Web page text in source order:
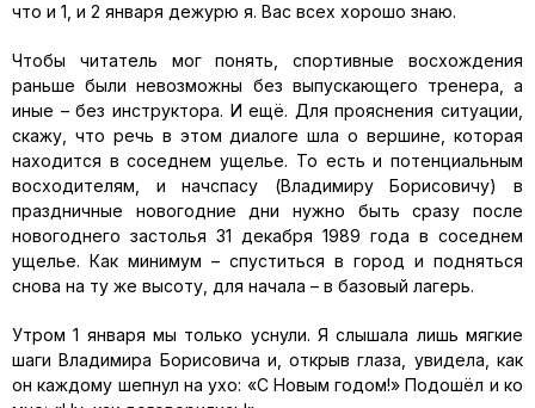
что и 1, и 2 января дежурю я. Вас всех хорошо знаю.
Чтобы читатель мог понять, спортивные восхождения
раньше были невозможны без выпускающего тренера, а
иные – без инструктора. И ещё. Для прояснения ситуации,
скажу, что речь в этом диалоге шла о вершине, которая
находится в соседнем ущелье. То есть и потенциальным
восходителям, и начспасу (Владимиру Борисовичу) в
праздничные новогодние дни нужно быть сразу после
новогоднего застолья 31 декабря 1989 года в соседнем
ущелье. Как минимум – спуститься в город и подняться
снова на ту же высоту, для начала – в базовый лагерь.
Утром 1 января мы только уснули. Я слышала лишь мягкие
шаги Владимира Борисовича и, открыв глаза, увидела, как
он каждому шепнул на ухо: «С Новым годом!» Подошёл и ко